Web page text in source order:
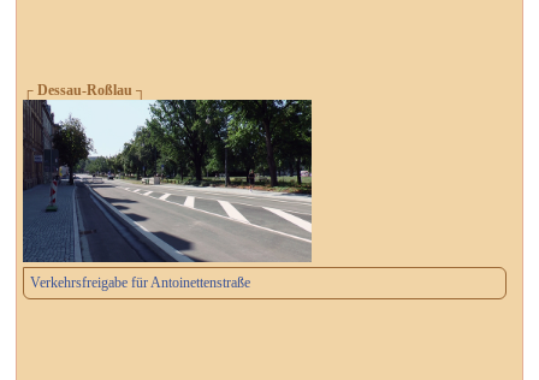
┌ Dessau-Roßlau ┐
Verkehrsfreigabe für Antoinettenstraße